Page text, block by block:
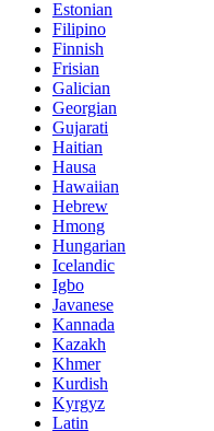
Estonian
Filipino
Finnish
Frisian
Galician
Georgian
Gujarati
Haitian
Hausa
Hawaiian
Hebrew
Hmong
Hungarian
Icelandic
Igbo
Javanese
Kannada
Kazakh
Khmer
Kurdish
Kyrgyz
Latin